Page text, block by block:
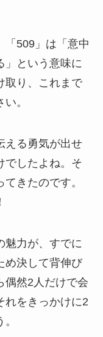
「509」は「意中
」という意味に
取り、これまで
。
える勇気が出せ
でしたよね。そ
きたのです。
魅力が、すでに
め決して背伸び
偶然2人だけで会
れをきっかけに2